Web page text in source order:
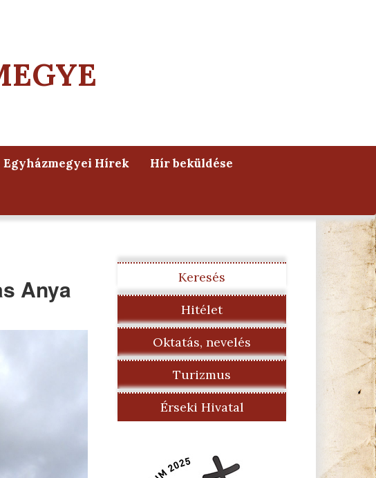
Egyházmegyei Hírek Hír beküldése
Anya Keresés
Hitélet
Oktatás, nevelés
Turizmus
Érseki Hivatal